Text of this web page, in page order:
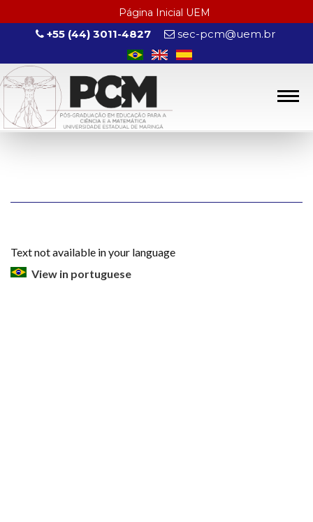
Página Inicial UEM
+55 (44) 3011-4827 sec-pcm@uem.br
Text not available in your language
View in portuguese